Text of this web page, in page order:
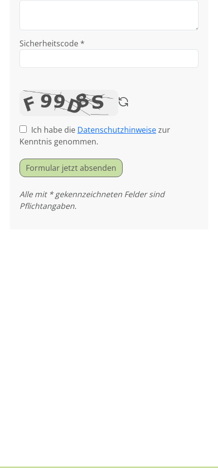
Sicherheitscode *
Ich habe die Datenschutzhinweisezur
Kenntnis genommen.
Formular jetzt absenden
Alle mit * gekennzeichneten Felder sind
Pflichtangaben.